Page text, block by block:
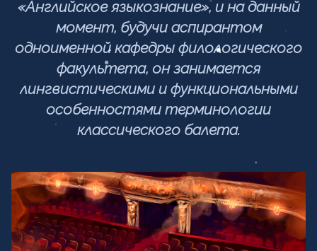
«Английское языкознание», и на данный
момент, будучи аспирантом
одноименной кафедры филологического
факультета, он занимается
лингвистическими и функциональными
особенностями терминологии
классического балета.